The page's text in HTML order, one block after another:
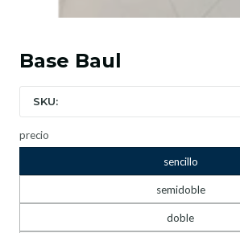
Base Baul
SKU:
precio
sencillo
semidoble
doble